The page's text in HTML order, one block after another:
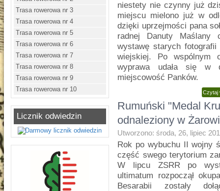
Trasa rowerowa nr 3
Trasa rowerowa nr 4
Trasa rowerowa nr 5
Trasa rowerowa nr 6
Trasa rowerowa nr 7
Trasa rowerowa nr 8
Trasa rowerowa nr 9
Trasa rowerowa nr 10
Licznik odwiedzin
niestety nie czynny już
miejscu mielono już w
dzięki uprzejmości pana
radnej Danuty Maślany
wystawę starych
wiejskiej. Po wspólnym
wyprawa udała się w
miejscowość Panków.
Czytaj
Rumuński "Medal
odnaleziony w
Utworzono: środa, 26, lipiec
Rok po wybuchu II wojny
część swego terytorium
W lipcu ZSRR po
ultimatum rozpoczął
Besarabii zostały